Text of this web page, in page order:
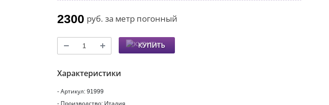
2300 руб. за метр погонный
КУПИТЬ
Характеристики
- Артикул: 91999
- Производство: Италия